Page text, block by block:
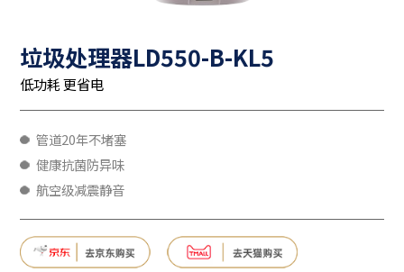
垃圾处理器LD550-B-KL5
低功耗 更省电
管道20年不堵塞
健康抗菌防异味
航空级减震静音